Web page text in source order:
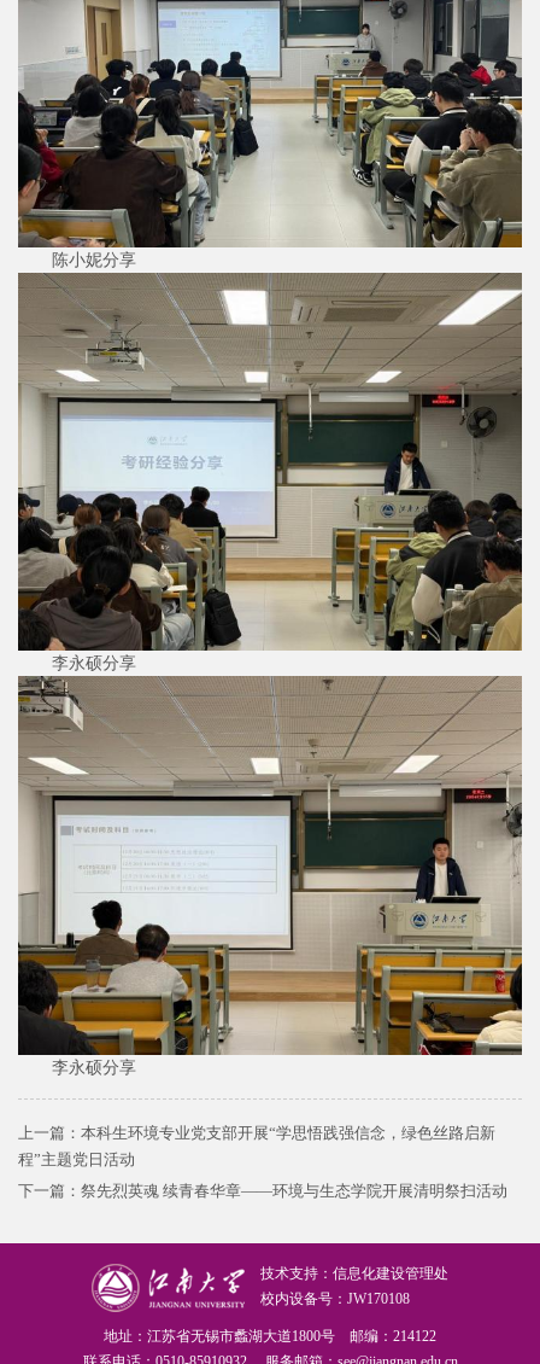
陈小妮分享
李永硕分享
李永硕分享
上一篇： 本科生环境专业党支部开展“学思悟践强信念，绿色丝路启新
程”主题党日活动
下一篇： 祭先烈英魂 续青春华章——环境与生态学院开展清明祭扫活动
技术支持：信息化建设管理处
校内设备号：JW170108
地址：江苏省无锡市蠡湖大道1800号 邮编：214122